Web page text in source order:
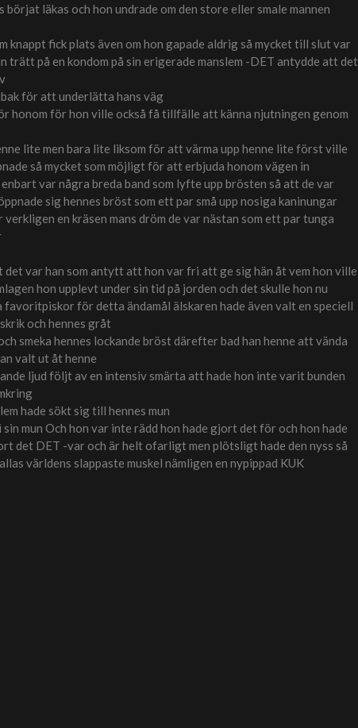
läkas och hon undrade om den store eller smale mannen
knappt fick plats även om hon gapade aldrig så mycket till slut var
trätt på en kondom på sin erigerade manslem -DET antydde att det
för att underlätta hans väg
honom för hon ville också få tillfälle att känna njutningen genom
lite men bara lite liksom för att värma upp henne lite först ville
så mycket som möjligt för att erbjuda honom vägen in
var några breda band som lyfte upp brösten så att de var
sig hennes bröst som ett par små upp nosiga kaninungar
en kräsen mans dröm de var nästan som ett par tunga
var han som antytt att hon var fri att ge sig hän åt vem hon ville
hon upplevt under sin tid på jorden och det skulle hon nu
för detta ändamål älskaren hade även valt en speciell
och hennes gråt
smeka hennes lockande bröst därefter bad han henne att vända
valt ut åt henne
ljud följt av en intensiv smärta att hade hon inte varit bunden
hade sökt sig till hennes mun
mun Och hon var inte rädd hon hade gjort det för och hon hade
det DET -var och är helt ofarligt men plötsligt hade den nyss så
världens slappaste muskel nämligen en nypippad KUK